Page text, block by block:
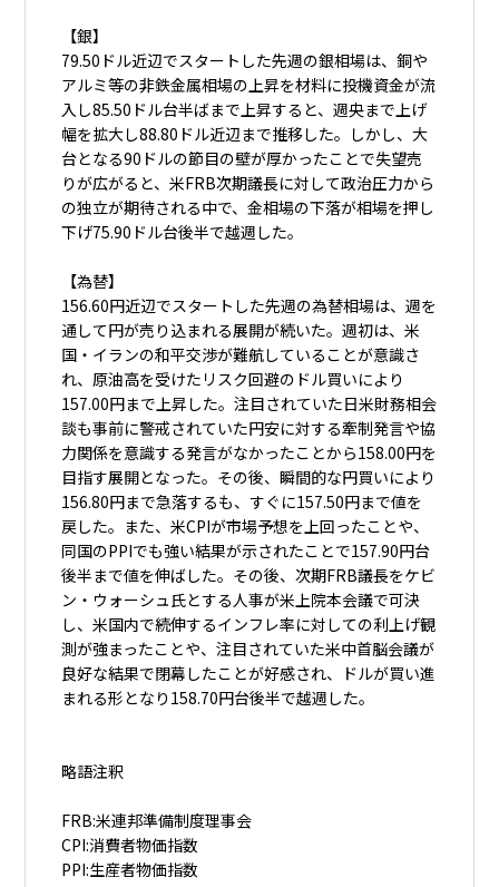
【銀】
79.50ドル近辺でスタートした先週の銀相場は、銅や
アルミ等の非鉄金属相場の上昇を材料に投機資金が流
入し85.50ドル台半ばまで上昇すると、週央まで上げ
幅を拡大し88.80ドル近辺まで推移した。しかし、大
台となる90ドルの節目の壁が厚かったことで失望売
りが広がると、米FRB次期議長に対して政治圧力から
の独立が期待される中で、金相場の下落が相場を押し
下げ75.90ドル台後半で越週した。
【為替】
156.60円近辺でスタートした先週の為替相場は、週を
通して円が売り込まれる展開が続いた。週初は、米
国・イランの和平交渉が難航していることが意識さ
れ、原油高を受けたリスク回避のドル買いにより
157.00円まで上昇した。注目されていた日米財務相会
談も事前に警戒されていた円安に対する牽制発言や協
力関係を意識する発言がなかったことから158.00円を
目指す展開となった。その後、瞬間的な円買いにより
156.80円まで急落するも、すぐに157.50円まで値を
戻した。また、米CPIが市場予想を上回ったことや、
同国のPPIでも強い結果が示されたことで157.90円台
後半まで値を伸ばした。その後、次期FRB議長をケビ
ン・ウォーシュ氏とする人事が米上院本会議で可決
し、米国内で続伸するインフレ率に対しての利上げ観
測が強まったことや、注目されていた米中首脳会議が
良好な結果で閉幕したことが好感され、ドルが買い進
まれる形となり158.70円台後半で越週した。
略語注釈
FRB:米連邦準備制度理事会
CPI:消費者物価指数
PPI:生産者物価指数